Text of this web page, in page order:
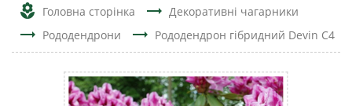
local_florist Головна сторінка trending_flat Декоративні чагарники
trending_flat Рододендрони trending_flat Рододендрон гібридний Devin С4